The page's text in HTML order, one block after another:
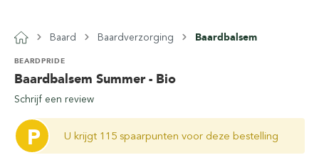
Baard Baardverzorging Baardbalsem
Baardbalsem Summer - Bio
BEARDPRIDE
Schrijf een review
P U krijgt 115 spaarpunten voor deze bestelling